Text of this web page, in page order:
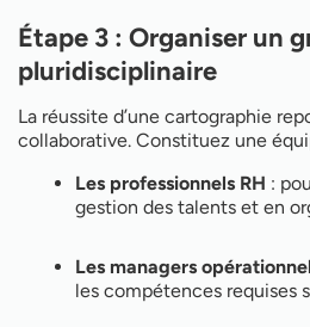
Étape 3 : Organiser un
pluridisciplinaire
La réussite d’une cartographie
collaborative. Constituez une
Les professionnels RH :
gestion des talents et en
Les managers
les compétences requises